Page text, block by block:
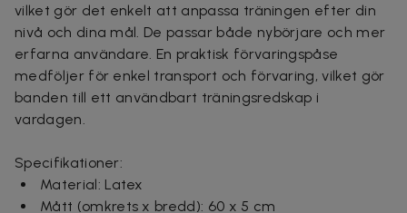
vilket gör det enkelt att anpassa träningen efter din
nivå och dina mål. De passar både nybörjare och mer
erfarna användare. En praktisk förvaringspåse
medföljer för enkel transport och förvaring, vilket gör
banden till ett användbart träningsredskap i
vardagen.
Specifikationer:
Material: Latex
Mått (omkrets x bredd): 60 x 5 cm